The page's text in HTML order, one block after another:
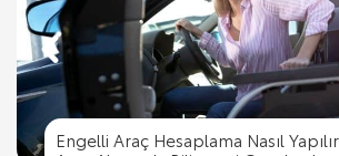
Engelli Araç Hesaplama Nasıl
Engelli Araç Hesaplama Nasıl